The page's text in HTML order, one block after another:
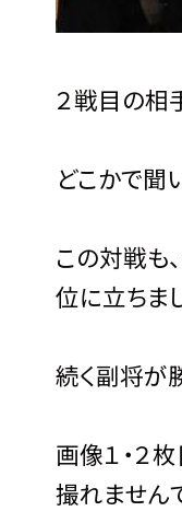
２戦目の相
どこかで聞
この対戦も
位に立ちま
続く副将が
画像１・２
撮れません